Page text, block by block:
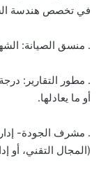
في تخصص هندسة
. منسق الصيانة:
. مطور التقارير:
أو ما يعادلها.
. مشرف الجودة-
(المجال التقني، أو